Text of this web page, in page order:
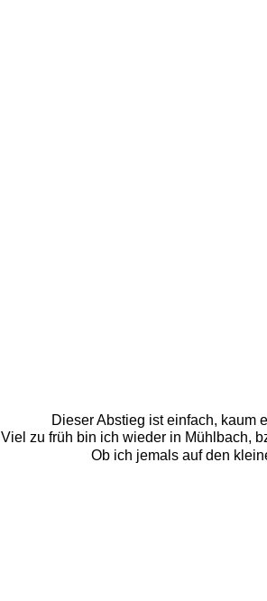
Dieser Abstieg ist einfach, kaum
Viel zu früh bin ich wieder in Mühlbach,
Ob ich jemals auf den